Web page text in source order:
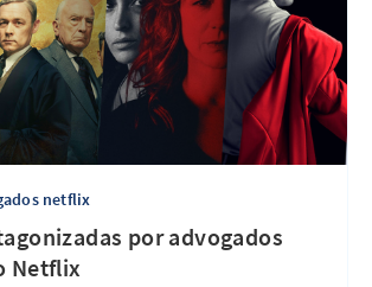
netflix
por advogados
Netflix